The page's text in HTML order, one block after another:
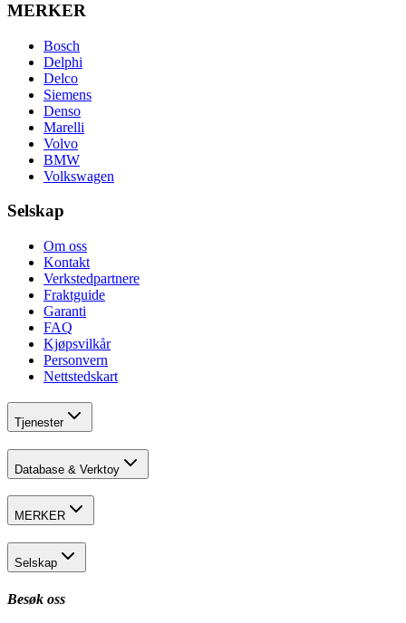
MERKER
Bosch
Delphi
Delco
Siemens
Denso
Marelli
Volvo
BMW
Volkswagen
Selskap
Om oss
Kontakt
Verkstedpartnere
Fraktguide
Garanti
FAQ
Kjøpsvilkår
Personvern
Nettstedskart
Tjenester
Database & Verktoy
MERKER
Selskap
Besøk oss